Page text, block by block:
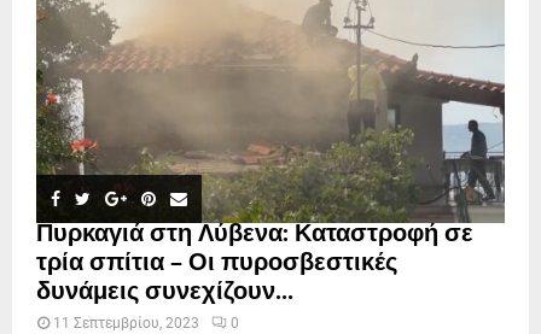
Πυρκαγιά στη Λύβενα: Καταστροφή σε
τρία σπίτια – Οι πυροσβεστικές
δυνάμεις συνεχίζουν...
11 Σεπτεμβρίου, 2023 0